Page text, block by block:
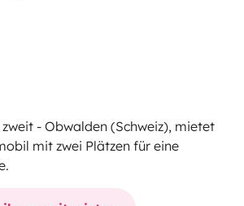
- Obwalden (Schweiz), mietet
mit zwei Plätzen für eine